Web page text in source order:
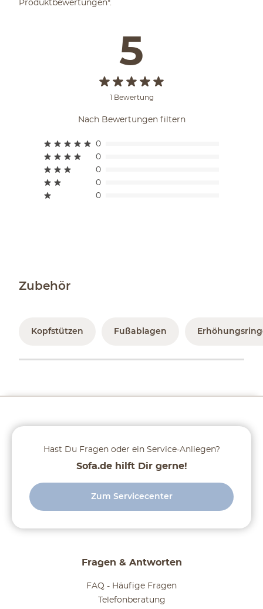
Produktbewertungen".
5
1 Bewertung
Nach Bewertungen filtern
0
0
0
0
0
Zubehör
Kopfstützen Fußablagen
Fragen & Antworten
FAQ - Häufige Fragen
Telefonberatung
Hast Du Fragen oder ein Service-Anliegen?
Sofa.de hilft Dir gerne!
Zum Servicecenter